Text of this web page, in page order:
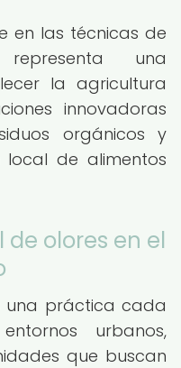
en las técnicas de
una
la agricultura
innovadoras
orgánicos y
de alimentos
olores en el
una práctica cada
urbanos,
que buscan